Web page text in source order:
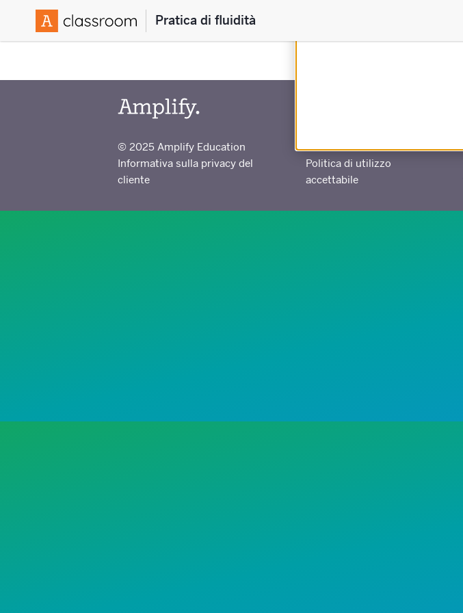
Pratica di fluidità
© 2025 Amplify Education
Informativa sulla privacy del
cliente
Politica di utilizzo
accettabile